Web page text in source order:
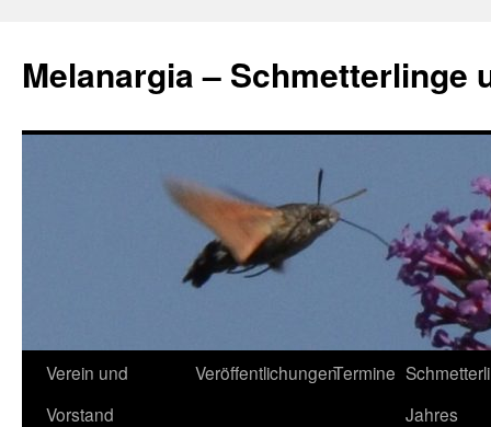
springen
Melanargia – Schmetterlinge
Verein und
Vorstand
VeröffentlichungenTermine
Jahres